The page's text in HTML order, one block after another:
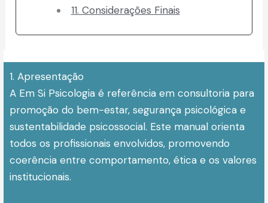
11. Considerações Finais
1. Apresentação
A Em Si Psicologia é referência em consultoria para
promoção do bem-estar, segurança psicológica e
sustentabilidade psicossocial. Este manual orienta
todos os profissionais envolvidos, promovendo
coerência entre comportamento, ética e os valores
institucionais.